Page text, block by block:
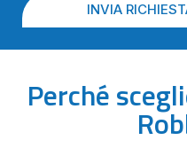
INVIA
Perché